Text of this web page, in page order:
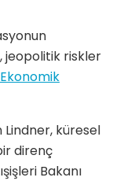
riskler
Lindner, küresel
direnç
Bakanı